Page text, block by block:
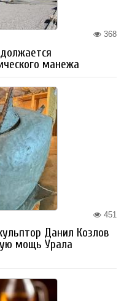
368
манежа
451
Данил Козлов
мощь Урала